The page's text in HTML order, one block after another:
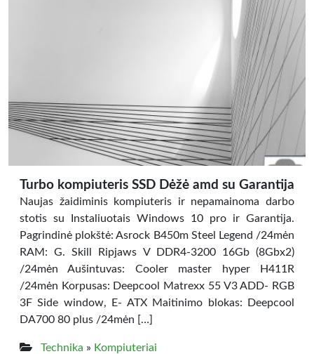
Turbo kompiuteris SSD Dėžė amd su Garantija
Naujas žaidiminis kompiuteris ir nepamainoma darbo
stotis su Instaliuotais Windows 10 pro ir Garantija.
Pagrindinė plokštė: Asrock B450m Steel Legend /24mėn
RAM: G. Skill Ripjaws V DDR4-3200 16Gb (8Gbx2)
/24mėn Aušintuvas: Cooler master hyper H411R
/24mėn Korpusas: Deepcool Matrexx 55 V3 ADD- RGB
3F Side window, E- ATX Maitinimo blokas: Deepcool
DA700 80 plus /24mėn […]
Technika » Kompiuteriai